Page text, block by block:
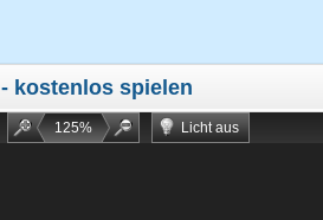
- kostenlos spielen
125% Licht aus